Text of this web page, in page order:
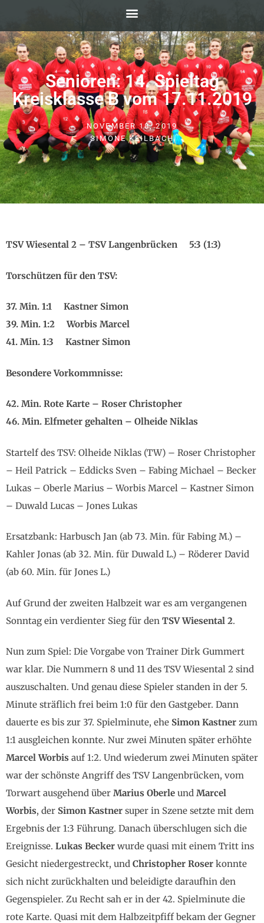
Senioren: 14. Spieltag
Kreisklasse B vom 17.11.2019
NOVEMBER 18, 2019
SIMONE KEILBACH
TSV Wiesental 2 – TSV Langenbrücken 5:3 (1:3)
Torschützen für den TSV:
37. Min. 1:1 Kastner Simon
39. Min. 1:2 Worbis Marcel
41. Min. 1:3 Kastner Simon
Besondere Vorkommnisse:
42. Min. Rote Karte – Roser Christopher
46. Min. Elfmeter gehalten – Olheide Niklas
Startelf des TSV: Olheide Niklas (TW) – Roser Christopher
– Heil Patrick – Eddicks Sven – Fabing Michael – Becker
Lukas – Oberle Marius – Worbis Marcel – Kastner Simon
– Duwald Lucas – Jones Lukas
Ersatzbank: Harbusch Jan (ab 73. Min. für Fabing M.) –
Kahler Jonas (ab 32. Min. für Duwald L.) – Röderer David
(ab 60. Min. für Jones L.)
Auf Grund der zweiten Halbzeit war es am vergangenen
Sonntag ein verdienter Sieg für den TSV Wiesental 2.
Nun zum Spiel: Die Vorgabe von Trainer Dirk Gummert
war klar. Die Nummern 8 und 11 des TSV Wiesental 2 sind
auszuschalten. Und genau diese Spieler standen in der 5.
Minute sträflich frei beim 1:0 für den Gastgeber. Dann
dauerte es bis zur 37. Spielminute, ehe Simon Kastner zum
1:1 ausgleichen konnte. Nur zwei Minuten später erhöhte
Marcel Worbis auf 1:2. Und wiederum zwei Minuten später
war der schönste Angriff des TSV Langenbrücken, vom
Torwart ausgehend über Marius Oberle und Marcel
Worbis, der Simon Kastner super in Szene setzte mit dem
Ergebnis der 1:3 Führung. Danach überschlugen sich die
Ereignisse. Lukas Becker wurde quasi mit einem Tritt ins
Gesicht niedergestreckt, und Christopher Roser konnte
sich nicht zurückhalten und beleidigte daraufhin den
Gegenspieler. Zu Recht sah er in der 42. Spielminute die
rote Karte. Quasi mit dem Halbzeitpfiff bekam der Gegner